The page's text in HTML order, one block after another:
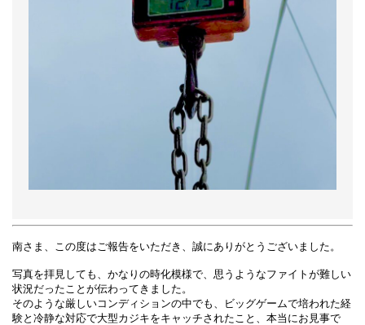
南さま、この度はご報告をいただき、誠にありがとうございました。
写真を拝見しても、かなりの時化模様で、思うようなファイトが難しい
状況だったことが伝わってきました。
そのような厳しいコンディションの中でも、ビッグゲームで培われた経
験と冷静な対応で大型カジキをキャッチされたこと、本当にお見事で